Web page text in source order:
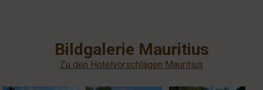
Bildgalerie Mauritius
Zu den Hotelvorschlägen Mauritius